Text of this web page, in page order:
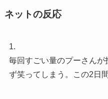
ネットの反応
1.
毎回すごい量のプーさん
ず笑ってしまう。この2日